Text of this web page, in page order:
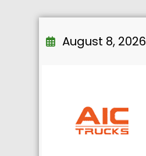
to
August 8, 2026